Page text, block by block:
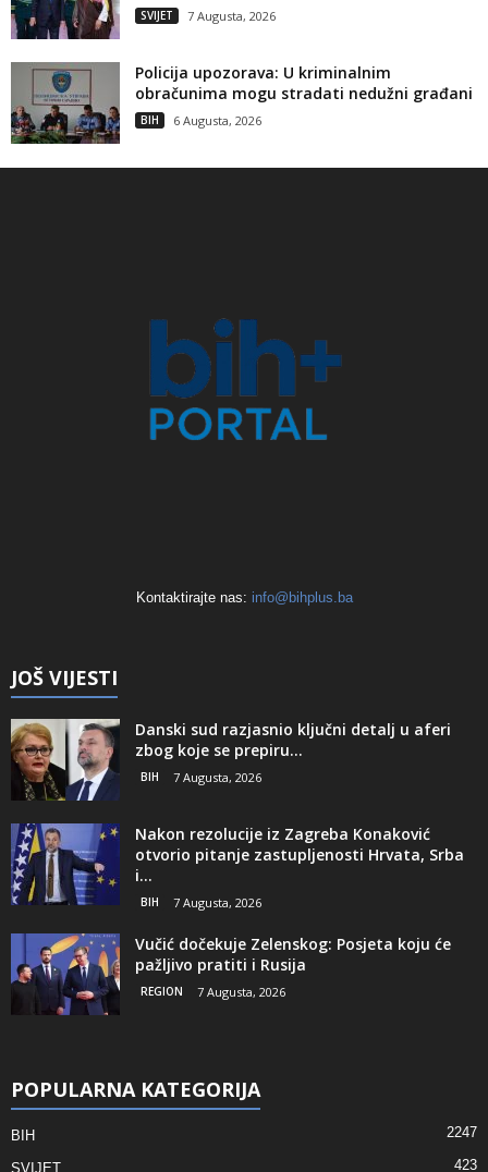
SVIJET 7 Augusta, 2026
Policija upozorava: U kriminalnim
obračunima mogu stradati nedužni građani
BIH 6 Augusta, 2026
Kontaktirajte nas: info@bihplus.ba
JOŠ VIJESTI
Danski sud razjasnio ključni detalj u aferi
zbog koje se prepiru...
BIH 7 Augusta, 2026
Nakon rezolucije iz Zagreba Konaković
otvorio pitanje zastupljenosti Hrvata, Srba
i...
BIH 7 Augusta, 2026
Vučić dočekuje Zelenskog: Posjeta koju će
pažljivo pratiti i Rusija
REGION 7 Augusta, 2026
POPULARNA KATEGORIJA
BIH 2247
SVIJET 423